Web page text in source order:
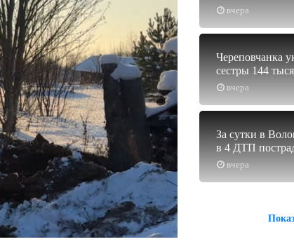
вчера
вчера
Череповчанка
сестры 144
вчера
За сутки в
в 4 ДТП